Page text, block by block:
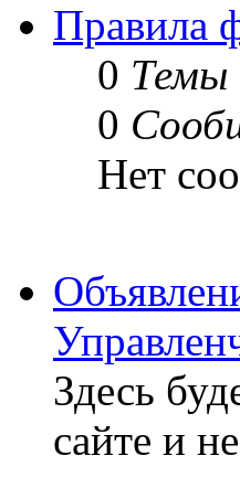
Правила
0 Темы
0
Нет
Здесь
сайте и